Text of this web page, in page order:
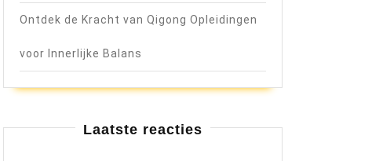
Ontdek de Kracht van Qigong Opleidingen
voor Innerlijke Balans
Laatste reacties